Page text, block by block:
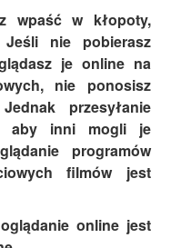
wpaść w kłopoty,
Jeśli nie pobierasz
je online na
nie ponosisz
przesyłanie
aby inni mogli je
programów
filmów jest
online jest